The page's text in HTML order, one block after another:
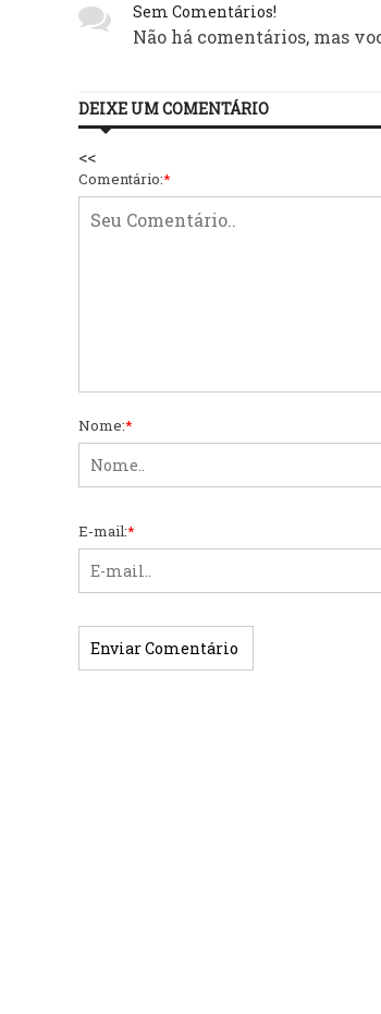
Sem Comentários!
Não há comentários, mas
DEIXE UM COMENTÁRIO
<<
Comentário:*
Nome:*
E-mail:*